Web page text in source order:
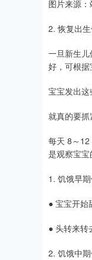
图片来源
2. 恢复出生
一旦新生
好，可根据
宝宝发出这
就真的要抓
每天 8～
是观察宝宝
1. 饥饿早
● 宝宝开始
● 头转来转
2. 饥饿中